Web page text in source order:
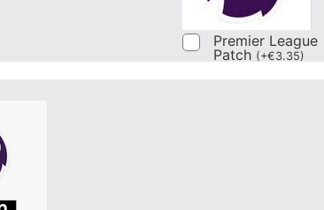
Premier League
Patch (+€3.35)